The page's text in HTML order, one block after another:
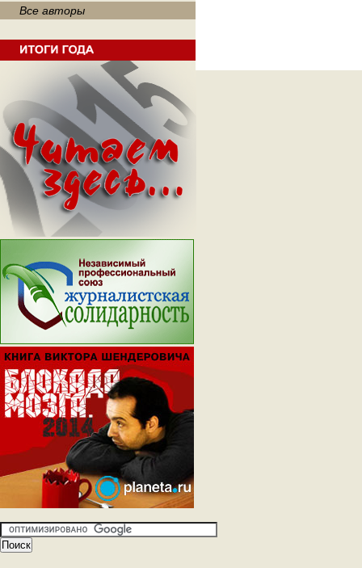
Все авторы